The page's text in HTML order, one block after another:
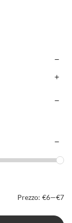
Prezzo: €6—€7